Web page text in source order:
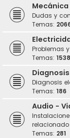
Mecánica
Dudas y
Temas:
Problemas
Temas: 1538
Diagnosis
Temas: 186
Audio -
relacionado
Temas: 281